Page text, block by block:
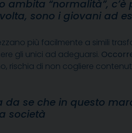
“normalità”,
sono i giovani ad
più facilmente a simili
gli unici ad adeguarsi.
rischia di non cogliere
se che in questo
società